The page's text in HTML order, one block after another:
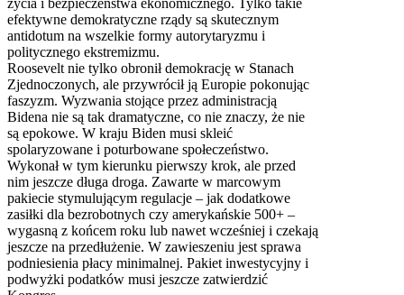
życia i bezpieczeństwa ekonomicznego. Tylko takie
efektywne demokratyczne rządy są skutecznym
antidotum na wszelkie formy autorytaryzmu i
politycznego ekstremizmu.
Roosevelt nie tylko obronił demokrację w Stanach
Zjednoczonych, ale przywrócił ją Europie pokonując
faszyzm. Wyzwania stojące przez administracją
Bidena nie są tak dramatyczne, co nie znaczy, że nie
są epokowe. W kraju Biden musi skleić
spolaryzowane i poturbowane społeczeństwo.
Wykonał w tym kierunku pierwszy krok, ale przed
nim jeszcze długa droga. Zawarte w marcowym
pakiecie stymulującym regulacje – jak dodatkowe
zasiłki dla bezrobotnych czy amerykańskie 500+ –
wygasną z końcem roku lub nawet wcześniej i czekają
jeszcze na przedłużenie. W zawieszeniu jest sprawa
podniesienia płacy minimalnej. Pakiet inwestycyjny i
podwyżki podatków musi jeszcze zatwierdzić